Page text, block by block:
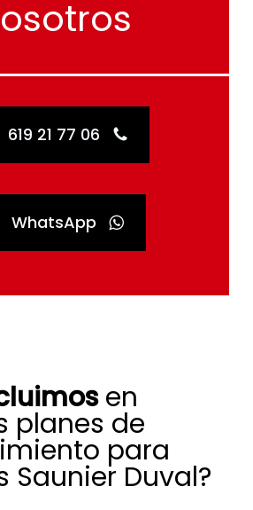
619 21 77 06
WhatsApp
en
planes de
para
Saunier Duval?